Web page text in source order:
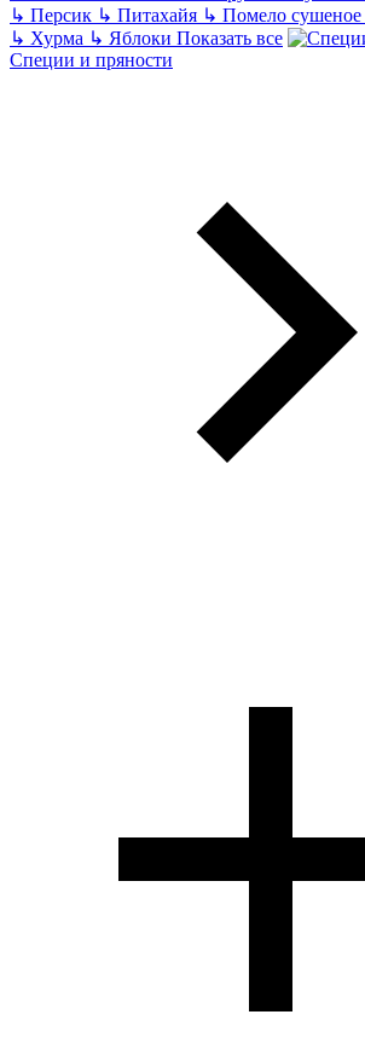
↳ Персик ↳ Питахайя ↳ Помело сушеное
↳ Хурма ↳ Яблоки Показать все
Специи и пряности